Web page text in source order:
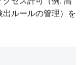
出ルールの管理）を